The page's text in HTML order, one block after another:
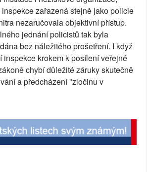
zařazená stejně jako policie
nezaručovala objektivní přístup.
jednání policistů tak byla
bez náležitého prošetření. I když
inspekce krokem k posílení veřejné
chybí důležité záruky skutečně
a předcházení "zločinu v